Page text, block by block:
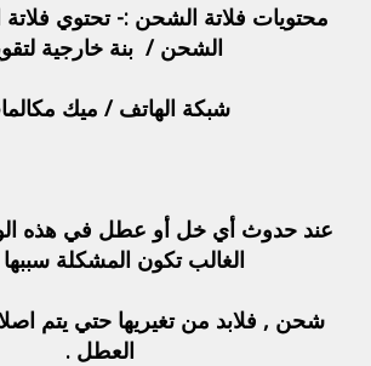
محتويات فلاتة الشحن :- تحتوي
الشحن / بنة خارجية
شبكة الهاتف / ميك
عند حدوث أي خل أو عطل في هذه
الغالب تكون المشكلة سببها
شحن , فلابد من تغيريها حتي يتم
العطل .